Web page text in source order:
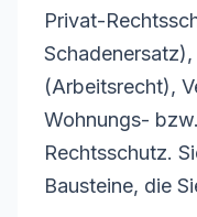
Privat-
(Arbeitsrecht),
Wohnungs-
Rechtsschutz.
Bausteine, die